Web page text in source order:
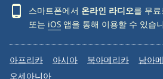
스마트폰에서 온라인 라디오를 무
또는 iOS 앱을 통해 이용할 수 있습
아프리카 아시아 북아메리카 남아
오세아니아